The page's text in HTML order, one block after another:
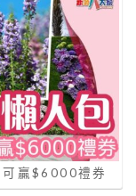
贏$6000禮券